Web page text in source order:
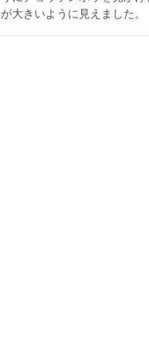
が大きいように見えました